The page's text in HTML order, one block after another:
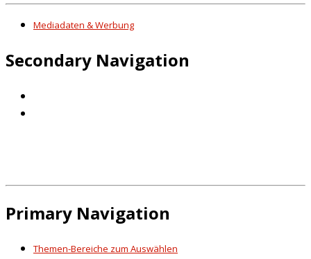
Mediadaten & Werbung
Secondary Navigation
Primary Navigation
Themen-Bereiche zum Auswählen